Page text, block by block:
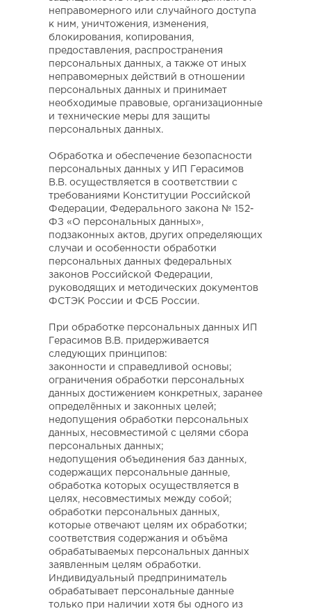
неправомерного или случайного доступа
к ним, уничтожения, изменения,
блокирования, копирования,
предоставления, распространения
персональных данных, а также от иных
неправомерных действий в отношении
персональных данных и принимает
необходимые правовые, организационные
и технические меры для защиты
персональных данных.
Обработка и обеспечение безопасности
персональных данных у ИП Герасимов
В.В. осуществляется в соответствии с
требованиями Конституции Российской
Федерации, Федерального закона № 152-
ФЗ «О персональных данных»,
подзаконных актов, других определяющих
случаи и особенности обработки
персональных данных федеральных
законов Российской Федерации,
руководящих и методических документов
ФСТЭК России и ФСБ России.
При обработке персональных данных ИП
Герасимов В.В. придерживается
следующих принципов:
законности и справедливой основы;
ограничения обработки персональных
данных достижением конкретных, заранее
определённых и законных целей;
недопущения обработки персональных
данных, несовместимой с целями сбора
персональных данных;
недопущения объединения баз данных,
содержащих персональные данные,
обработка которых осуществляется в
целях, несовместимых между собой;
обработки персональных данных,
которые отвечают целям их обработки;
соответствия содержания и объёма
обрабатываемых персональных данных
заявленным целям обработки.
Индивидуальный предприниматель
обрабатывает персональные данные
только при наличии хотя бы одного из